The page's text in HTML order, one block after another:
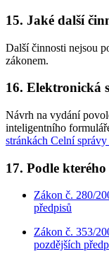
15. Jaké další
Další činnosti nejsou
zákonem.
16. Elektronická
Návrh na vydání
inteligentního
stránkách Celní
17. Podle
Zákon č. 280/
předpisů
Zákon č. 353/
pozdějších